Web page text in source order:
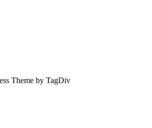
Theme by TagDiv